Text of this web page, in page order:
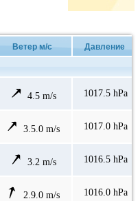
Ветер м/с Давление
4.5 m/s 1017.5 hPa
3.5.0 m/s 1017.0 hPa
3.2 m/s 1016.5 hPa
2.9.0 m/s 1016.0 hPa